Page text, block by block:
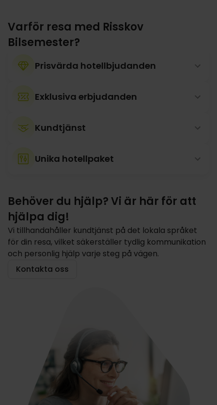
Varför resa med Risskov
Bilsemester?
Prisvärda hotellbjudanden
Exklusiva erbjudanden
Kundtjänst
Unika hotellpaket
Behöver du hjälp? Vi är här för att
hjälpa dig!
Vi tillhandahåller kundtjänst på det lokala språket
för din resa, vilket säkerställer tydlig kommunikation
och personlig hjälp varje steg på vägen.
Kontakta oss